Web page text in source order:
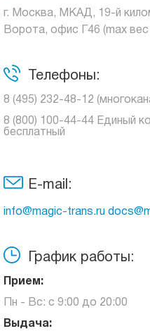
г. Москва, МКАД, 19-й
Ворота, офис Г46 (max вес
Телефоны:
8 (495) 232-48-12
8 (800) 100-44-44 Единый
бесплатный
E-mail:
info@magic-trans.ru
График работы:
Прием:
Пн - Вс: с 9:00 до 20:00
Выдача: